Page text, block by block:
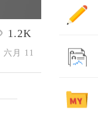
1.2K
六月 11